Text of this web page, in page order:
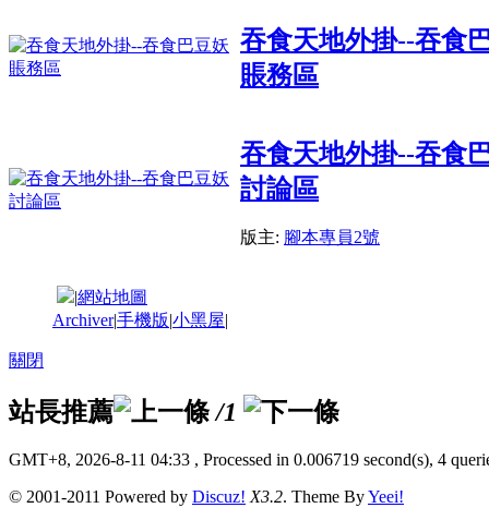
吞食天地外掛--吞食
賬務區
吞食天地外掛--吞食
討論區
版主: 腳本專員2號
|網站地圖
Archiver|手機版|小黑屋|
關閉
站長推薦 /1
GMT+8, 2026-8-11 04:33 , Processed in 0.006719 second(s), 4
© 2001-2011 Powered by Discuz! X3.2. Theme ByYeei!